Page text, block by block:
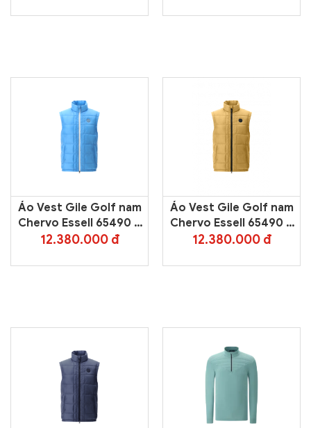
Áo Vest Gile Golf nam
Chervo Essell 65490 –
Blue 579
12.380.000 đ
Áo Vest Gile Golf nam
Chervo Essell 65490 –
Yellow 233
12.380.000 đ